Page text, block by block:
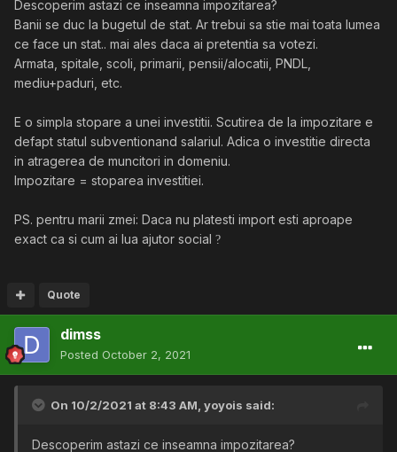
Descoperim astazi ce inseamna impozitarea?
Banii se duc la bugetul de stat. Ar trebui sa stie mai toata lumea
ce face un stat.. mai ales daca ai pretentia sa votezi.
Armata, spitale, scoli, primarii, pensii/alocatii, PNDL,
mediu+paduri, etc.
E o simpla stopare a unei investitii. Scutirea de la impozitare e
defapt statul subventionand salariul. Adica o investitie directa
in atragerea de muncitori in domeniu.
Impozitare = stoparea investitiei.
PS. pentru marii zmei: Daca nu platesti import esti aproape
exact ca si cum ai lua ajutor social ?
Quote
dimss
Posted October 2, 2021
On 10/2/2021 at 8:43 AM, yoyois said:
Descoperim astazi ce inseamna impozitarea?